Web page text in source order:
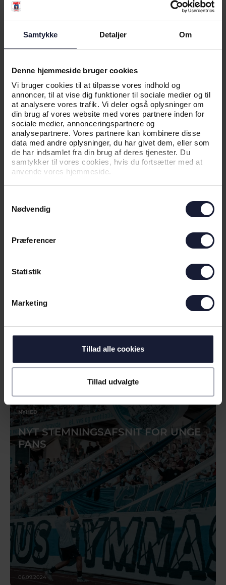
Samtykke Detaljer Om
Denne hjemmeside bruger cookies
Vi bruger cookies til at tilpasse vores indhold og
annoncer, til at vise dig funktioner til sociale medier og til
at analysere vores trafik. Vi deler også oplysninger om
din brug af vores website med vores partnere inden for
sociale medier, annonceringspartnere og
analysepartnere. Vores partnere kan kombinere disse
data med andre oplysninger, du har givet dem, eller som
de har indsamlet fra din brug af deres tjenester. Du
samtykker til vores cookies, hvis du fortsætter med at
anvende vores hjemmeside.
Nødvendig
Præferencer
Statistik
Marketing
Tillad alle cookies
Tillad udvalgte
NYHED
VEJ MOD ET NYT STADION
19.08.2025
NYHED
PARK - 23 ÅR EFTER INDVIELSEN
NYHED
NYT STEMNINGSAFSNIT FOR UNGE
FANS
06.09.2024